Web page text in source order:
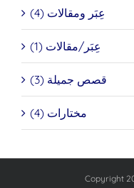
عِبَر ومقالات (4)
عِبَر/مقالات (1)
قصص جميلة (3)
مختارات (4)
Copyright